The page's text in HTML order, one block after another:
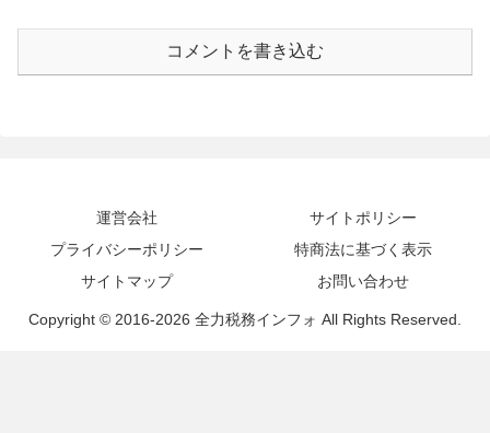
コメントを書き込む
運営会社
サイトポリシー
プライバシーポリシー
特商法に基づく表示
サイトマップ
お問い合わせ
Copyright © 2016-2026 全力税務インフォ All Rights Reserved.